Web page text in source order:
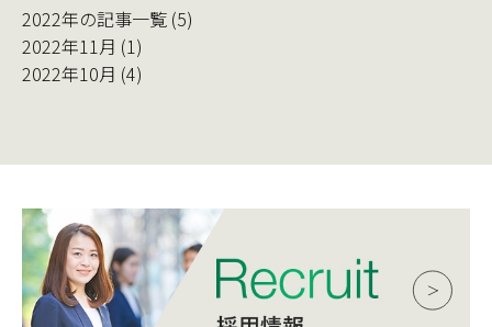
2022年の記事一覧 (5)
2022年11月 (1)
2022年10月 (4)